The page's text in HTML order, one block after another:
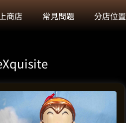
商店 常見問題 分店位置